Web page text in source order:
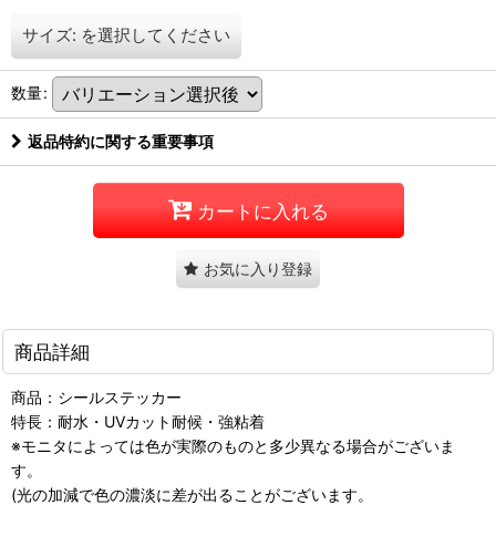
サイズ: を選択してください
数量:
返品特約に関する重要事項
カートに入れる
お気に入り登録
商品詳細
商品：シールステッカー
特長：耐水・UVカット耐候・強粘着
※モニタによっては色が実際のものと多少異なる場合がございま
す。
(光の加減で色の濃淡に差が出ることがございます。